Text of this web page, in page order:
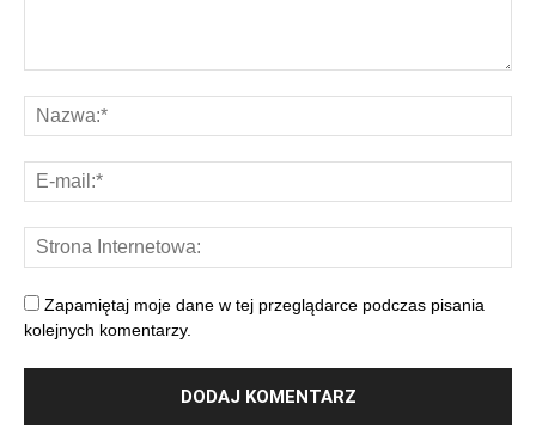
Zapamiętaj moje dane w tej przeglądarce podczas pisania
kolejnych komentarzy.